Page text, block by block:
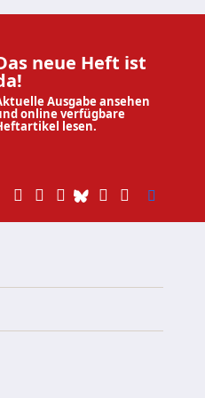
neue Heft ist
Ausgabe ansehen
online verfügbare
lesen.